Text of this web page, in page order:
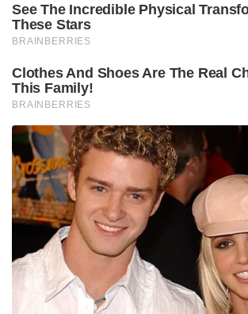
See The Incredible Physical
These Stars
BRAINBERRIES
Clothes And Shoes Are The Real
This Family!
BRAINBERRIES